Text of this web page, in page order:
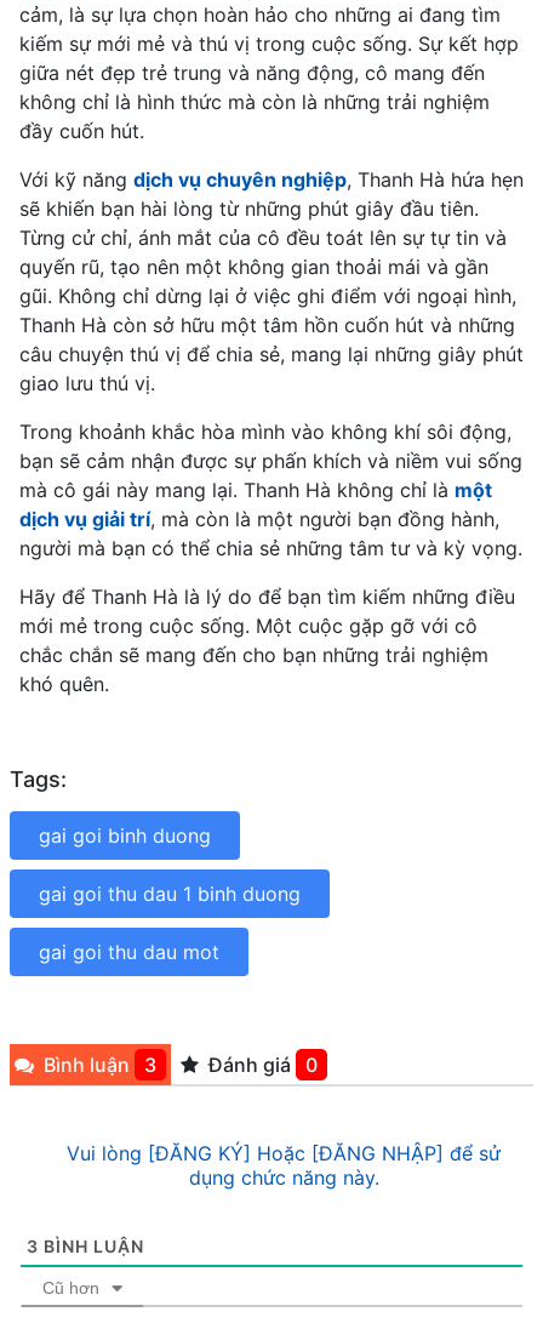
cảm, là sự lựa chọn hoàn hảo cho những ai đang tìm
kiếm sự mới mẻ và thú vị trong cuộc sống. Sự kết hợp
giữa nét đẹp trẻ trung và năng động, cô mang đến
không chỉ là hình thức mà còn là những trải nghiệm
đầy cuốn hút.
Với kỹ năng dịch vụ chuyên nghiệp, Thanh Hà hứa hẹn
sẽ khiến bạn hài lòng từ những phút giây đầu tiên.
Từng cử chỉ, ánh mắt của cô đều toát lên sự tự tin và
quyến rũ, tạo nên một không gian thoải mái và gần
gũi. Không chỉ dừng lại ở việc ghi điểm với ngoại hình,
Thanh Hà còn sở hữu một tâm hồn cuốn hút và những
câu chuyện thú vị để chia sẻ, mang lại những giây phút
giao lưu thú vị.
Trong khoảnh khắc hòa mình vào không khí sôi động,
bạn sẽ cảm nhận được sự phấn khích và niềm vui sống
mà cô gái này mang lại. Thanh Hà không chỉ là một
dịch vụ giải trí, mà còn là một người bạn đồng hành,
người mà bạn có thể chia sẻ những tâm tư và kỳ vọng.
Hãy để Thanh Hà là lý do để bạn tìm kiếm những điều
mới mẻ trong cuộc sống. Một cuộc gặp gỡ với cô
chắc chắn sẽ mang đến cho bạn những trải nghiệm
khó quên.
Tags:
gai goi binh duong
gai goi thu dau 1 binh duong
gai goi thu dau mot
Bình luận 3 Đánh giá 0
Vui lòng [ĐĂNG KÝ] Hoặc [ĐĂNG NHẬP] để sử
dụng chức năng này.
3 BÌNH LUẬN
Cũ hơn